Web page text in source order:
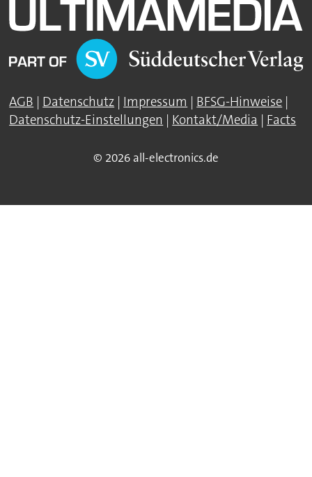
AGB | Datenschutz | Impressum | BFSG-Hinweise |
Datenschutz-Einstellungen | Kontakt/Media | Facts
© 2026 all-electronics.de